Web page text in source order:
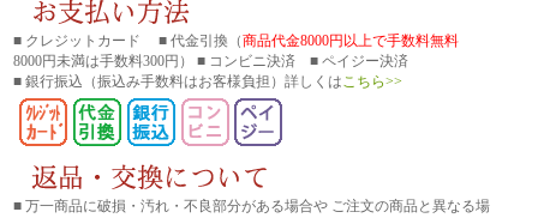
■ クレジットカード ■ 代金引換（商品代金8000円以上で手数料無料
8000円未満は手数料300円） ■ コンビニ決済 ■ ペイジー決済
■ 銀行振込 （振込み手数料はお客様負担）詳しくは こちら>>
■ 万一商品に破損・汚れ・不良部分がある場合や ご注文の商品と異なる場